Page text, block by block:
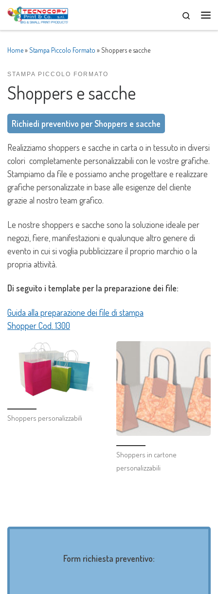
Skip to content
Home» Stampa Piccolo Formato » Shoppers e sacche
STAMPA PICCOLO FORMATO
Shoppers e sacche
Richiedi preventivo per Shoppers e sacche
Realizziamo shoppers e sacche in carta o in tessuto in diversi
colori completamente personalizzabili con le vostre grafiche.
Stampiamo da file e possiamo anche progettare e realizzare
grafiche personalizzate in base alle esigenze del cliente
grazie al nostro team grafico.
Le nostre shoppers e sacche sono la soluzione ideale per
negozi, fiere, manifestazioni e qualunque altro genere di
evento in cui si voglia pubblicizzare il proprio marchio o la
propria attività.
Di seguito i template per la preparazione dei file:
Guida alla preparazione dei file di stampa
Shopper Cod. 1300
Shoppers personalizzabili
Shoppers in cartone
personalizzabili
Form richiesta preventivo: